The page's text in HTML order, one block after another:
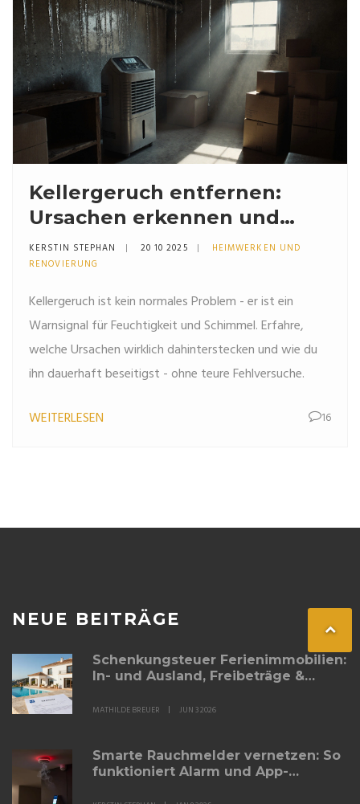
Kellergeruch entfernen:
Ursachen erkennen und
dauerhaft beseitigen
KERSTIN STEPHAN 20 10 2025
HEIMWERKEN UND
RENOVIERUNG
Kellergeruch ist kein normales Problem - er ist ein
Warnsignal für Feuchtigkeit und Schimmel. Erfahre,
welche Ursachen wirklich dahinterstecken und wie du
ihn dauerhaft beseitigst - ohne teure Fehlversuche.
WEITERLESEN 16
NEUE BEITRÄGE
Schenkungsteuer Ferienimmobilien:
In- und Ausland, Freibeträge &
MATHILDE BREUER JUN 3 2026
Smarte Rauchmelder vernetzen: So
funktioniert Alarm und App-